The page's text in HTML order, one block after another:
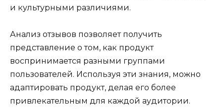
и культурными различиями.
Анализ отзывов позволяет получить
представление о том, как продукт
воспринимается разными группами
пользователей. Используя эти знания, можно
адаптировать продукт, делая его более
привлекательным для каждой аудитории.